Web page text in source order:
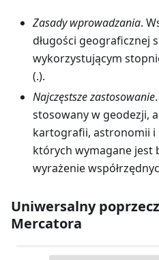
Zasady wprowadzania.
długości geograficznej
wykorzystującym
(.).
Najczęstsze zastosowanie
stosowany w geodezji,
kartografii, astronomii i
których wymagane jest
wyrażenie
Uniwersalny
Mercatora